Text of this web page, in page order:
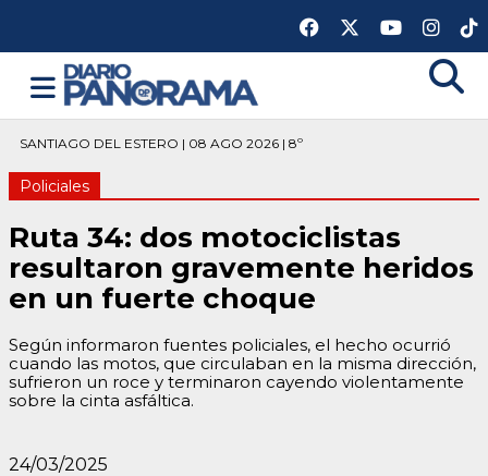
SANTIAGO DEL ESTERO | 08 AGO 2026 | 8º
Policiales
Ruta 34: dos motociclistas
resultaron gravemente heridos
en un fuerte choque
Según informaron fuentes policiales, el hecho ocurrió
cuando las motos, que circulaban en la misma dirección,
sufrieron un roce y terminaron cayendo violentamente
sobre la cinta asfáltica.
24/03/2025